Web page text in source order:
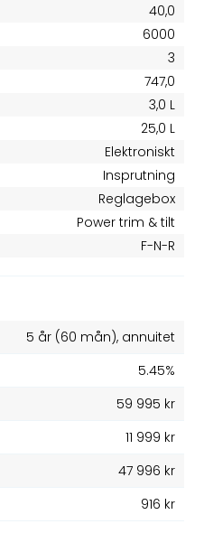
40,0
6000
3
747,0
3,0 L
25,0 L
Elektroniskt
Insprutning
Reglagebox
Power trim & tilt
F-N-R
5 år(60 mån), annuitet
5.45%
59 995 kr
11 999 kr
47 996 kr
916 kr